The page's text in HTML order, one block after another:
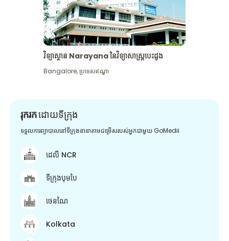
វិទ្យាស្ថាន Narayana នៃវិទ្យាសាស្រ្តបេះដូង
Bangalore,ប្រទេសឥណ្ឌា
រុករកដោយទីក្រុង
ទទួលការព្យាបាលនៅទីក្រុងនានាតាមជម្រើសរបស់អ្នកជាមួយ GoMedii
ដេលី NCR
ទីក្រុងបុមបៃ
ចេនណៃ
Kolkata